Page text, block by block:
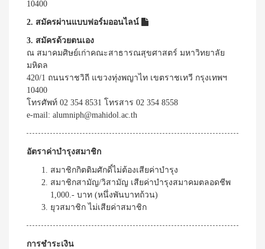
10400
2. สมัครผ่านแบบฟอร์มออนไลน์
3. สมัครด้วยตนเอง
ณ สมาคมศิษย์เก่าคณะสาธารณสุขศาสตร์ มหาวิทยาลัย
มหิดล
420/1 ถนนราชวิถี แขวงทุ่งพญาไท เขตราชเทวี กรุงเทพฯ
10400
โทรศัพท์ 02 354 8531 โทรสาร 02 354 8558
e-mail: alumniph@mahidol.ac.th
อัตราค่าบำรุงสมาชิก
สมาชิกกิตติมศักดิ์ไม่ต้องเสียค่าบำรุง
สมาชิกสามัญ/วิสามัญ เสียค่าบำรุงสมาคมตลอดชีพ
1,000.- บาท (หนึ่งพันบาทถ้วน)
ยุวสมาชิก ไม่เสียค่าสมาชิก
การชำระเงิน